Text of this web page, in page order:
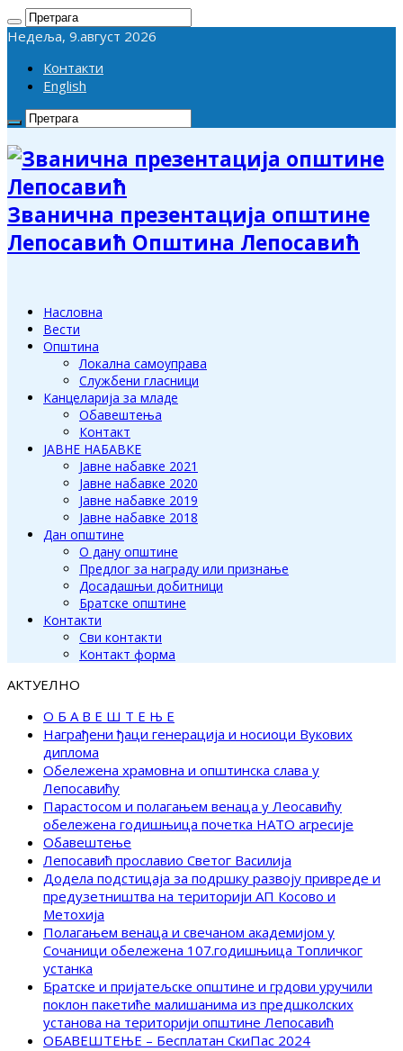
Недеља, 9.август 2026
Контакти
English
Званична презентација општине
Лепосавић Општина Лепосавић
Насловна
Вести
Општина
Локална самоуправа
Службени гласници
Канцеларија за младе
Обавештења
Контакт
ЈАВНЕ НАБАВКЕ
Јавне набавке 2021
Јавне набавке 2020
Јавне набавке 2019
Јавне набавке 2018
Дан општине
О дану општине
Предлог за награду или признање
Досадашњи добитници
Братске општине
Контакти
Сви контакти
Контакт форма
АКТУЕЛНО
О Б А В Е Ш Т Е Њ Е
Награђени ђаци генерација и носиоци Вукових
диплома
Обележена храмовна и општинска слава у
Лепосавићу
Парастосом и полагањем венаца у Леосавићу
обележена годишњица почетка НАТО агресије
Обавештење
Лепосавић прославио Светог Василија
Додела подстицаја за подршку развоју привреде и
предузетништва на територији АП Косово и
Метохија
Полагањем венаца и свечаном академијом у
Сочаници обележена 107.годишњица Топличког
устанка
Братске и пријатељске општине и грдови уручили
поклон пакетиће малишанима из предшколских
установа на територији општине Лепосавић
ОБАВЕШТЕЊЕ – Бесплатан СкиПас 2024